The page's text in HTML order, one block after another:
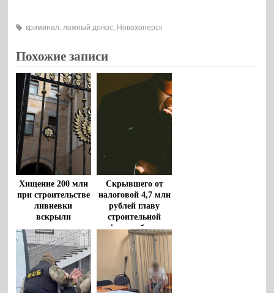
криминал,ложный донос, Новохоперск
Похожие записи
Хищение 200 млн
при строительстве
ливневки
вскрыли
воронежские
прокуроры
Скрывшего от
налоговой 4,7 млн
рублей главу
строительной
фирмы будут
судить в Воронеже